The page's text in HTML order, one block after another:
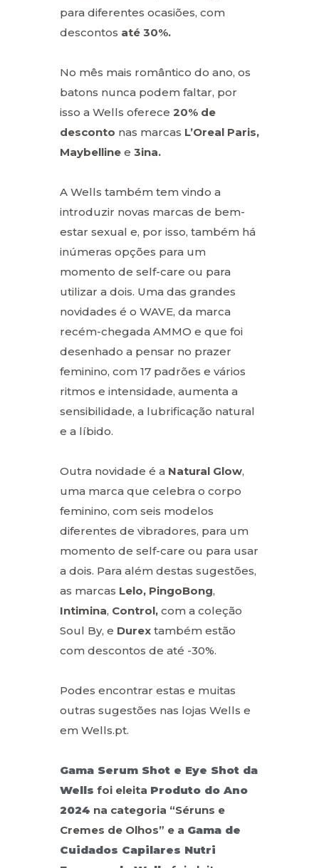
para diferentes ocasiões, com
descontos até 30%.
No mês mais romântico do ano, os
batons nunca podem faltar, por
isso a Wells oferece 20% de
desconto nas marcas L’Oreal Paris,
Maybelline e 3ina.
A Wells também tem vindo a
introduzir novas marcas de bem-
estar sexual e, por isso, também há
inúmeras opções para um
momento de self-care ou para
utilizar a dois. Uma das grandes
novidades é o WAVE, da marca
recém-chegada AMMO e que foi
desenhado a pensar no prazer
feminino, com 17 padrões e vários
ritmos e intensidade, aumenta a
sensibilidade, a lubrificação natural
e a líbido.
Outra novidade é a Natural Glow,
uma marca que celebra o corpo
feminino, com seis modelos
diferentes de vibradores, para um
momento de self-care ou para usar
a dois. Para além destas sugestões,
as marcas Lelo, PingoBong,
Intimina, Control, com a coleção
Soul By, e Durex também estão
com descontos de até -30%.
Podes encontrar estas e muitas
outras sugestões nas lojas Wells e
em Wells.pt.
Gama Serum Shot e Eye Shot da
Wells foi eleita Produto do Ano
2024 na categoria “Séruns e
Cremes de Olhos” e a Gama de
Cuidados Capilares Nutri